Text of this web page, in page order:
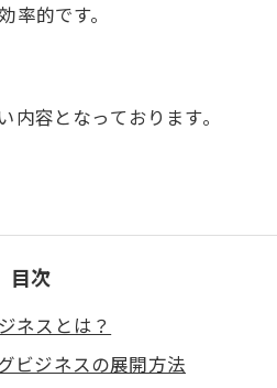
的です。
容となっております。
目次
ネスとは？
ビジネスの展開方法